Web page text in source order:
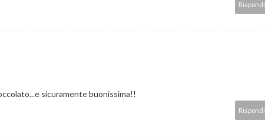
Rispondi
sicuramente buonissima!!
Rispondi